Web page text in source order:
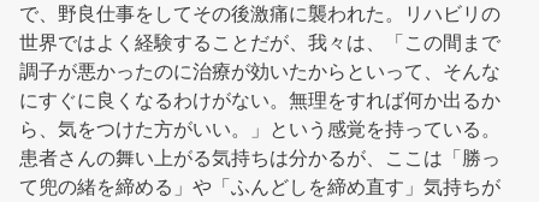
で、野良仕事をしてその後激痛に襲われた。リハビリの
世界ではよく経験することだが、我々は、「この間まで
調子が悪かったのに治療が効いたからといって、そんな
にすぐに良くなるわけがない。無理をすれば何か出るか
ら、気をつけた方がいい。」という感覚を持っている。
患者さんの舞い上がる気持ちは分かるが、ここは「勝っ
て兜の緒を締める」や「ふんどしを締め直す」気持ちが